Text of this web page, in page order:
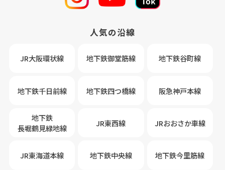
人気の沿線
JR大阪環状線 地下鉄御堂筋線 地下鉄谷町線
地下鉄千日前線 地下鉄四つ橋線 阪急神戸本線
地下鉄
長堀鶴見緑地線
JR東西線 JRおおさか車線
JR東海道本線 地下鉄中央線 地下鉄今里筋線